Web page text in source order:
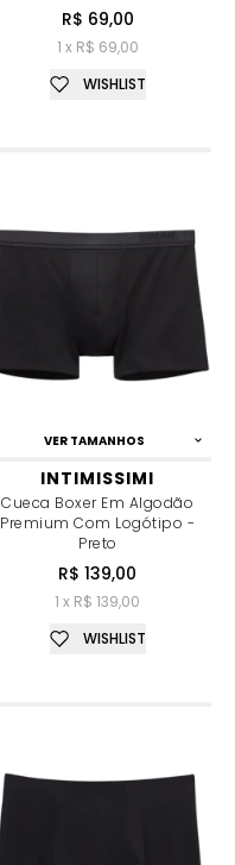
R$ 69,00
1 x R$ 69,00
WISHLIST
VER TAMANHOS
INTIMISSIMI
Cueca Boxer Em Algodão
Premium Com Logótipo -
Preto
R$ 139,00
1 x R$ 139,00
WISHLIST